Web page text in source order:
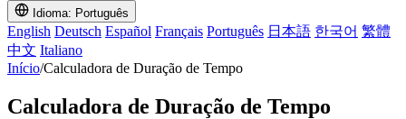
Idioma: Português
English Deutsch Español Français Português 日本語 한국어 繁體
中文 Italiano
Início/Calculadora de Duração de Tempo
Calculadora de Duração de Tempo